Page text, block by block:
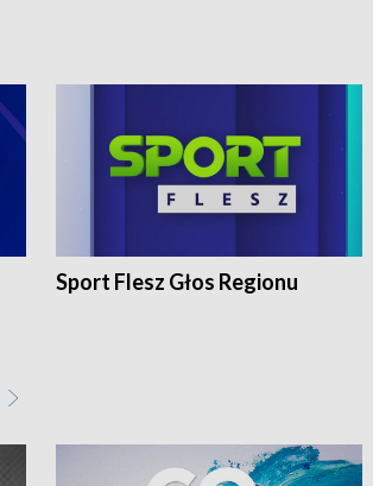
Sport Flesz Głos Regionu